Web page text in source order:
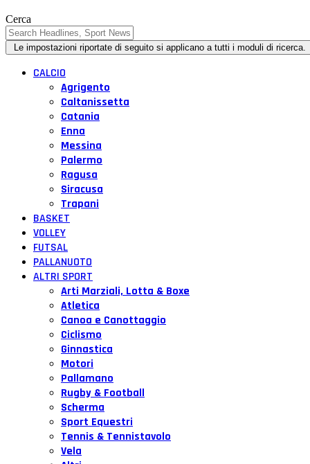
Cerca
CALCIO
Agrigento
Caltanissetta
Catania
Enna
Messina
Palermo
Ragusa
Siracusa
Trapani
BASKET
VOLLEY
FUTSAL
PALLANUOTO
ALTRI SPORT
Arti Marziali, Lotta & Boxe
Atletica
Canoa e Canottaggio
Ciclismo
Ginnastica
Motori
Pallamano
Rugby & Football
Scherma
Sport Equestri
Tennis & Tennistavolo
Vela